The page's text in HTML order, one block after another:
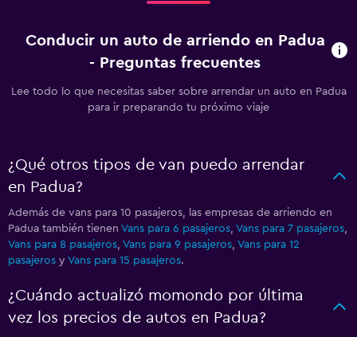
Conducir un auto de arriendo en Padua
- Preguntas frecuentes
Lee todo lo que necesitas saber sobre arrendar un auto en Padua
para ir preparando tu próximo viaje
¿Qué otros tipos de van puedo arrendar
en Padua?
Además de vans para 10 pasajeros, las empresas de arriendo en
Padua también tienen Vans para 6 pasajeros, Vans para 7 pasajeros,
Vans para 8 pasajeros, Vans para 9 pasajeros, Vans para 12
pasajeros y Vans para 15 pasajeros.
¿Cuándo actualizó momondo por última
vez los precios de autos en Padua?